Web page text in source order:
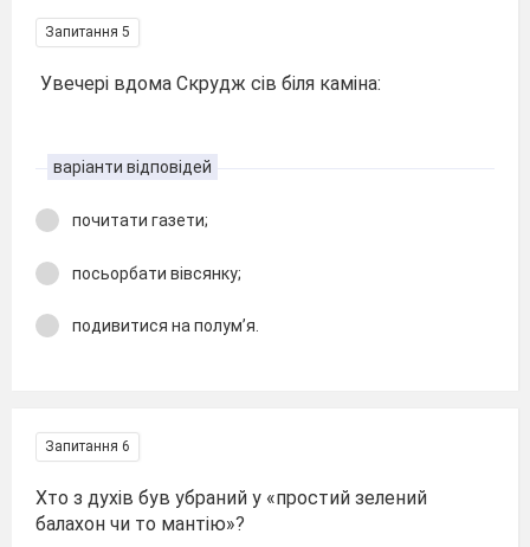
Запитання 5
Увечері вдома Скрудж сів біля каміна:
варіанти відповідей
почитати газети;
посьорбати вівсянку;
подивитися на полум’я.
Запитання 6
Хто з духів був убраний у «простий зелений
балахон чи то мантію»?